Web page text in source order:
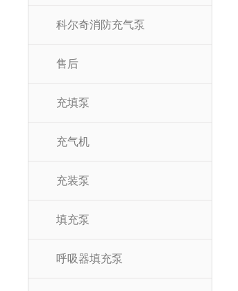
科尔奇消防充气泵
售后
充填泵
充气机
充装泵
填充泵
呼吸器填充泵